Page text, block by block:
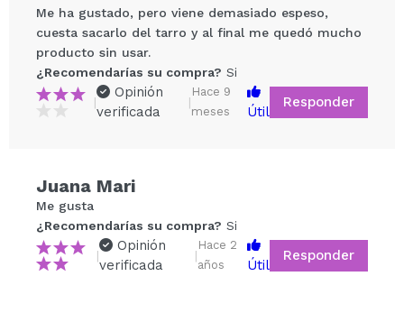
Tu vídeo podría ser el primero. Imagínatelo...
¿Recomendarías su compra? Si No
5/5
Me ha gustado, pero viene demasiado espeso,
cuesta sacarlo del tarro y al final me quedó mucho
producto sin usar.
¿Recomendarías su compra? Si
|
Opinión
verificada
|
Hace 9
meses
Útil
Responder
Juana Mari
Me gusta
¿Recomendarías su compra? Si
|
Opinión
verificada
|
Hace 2
años
Útil
Responder